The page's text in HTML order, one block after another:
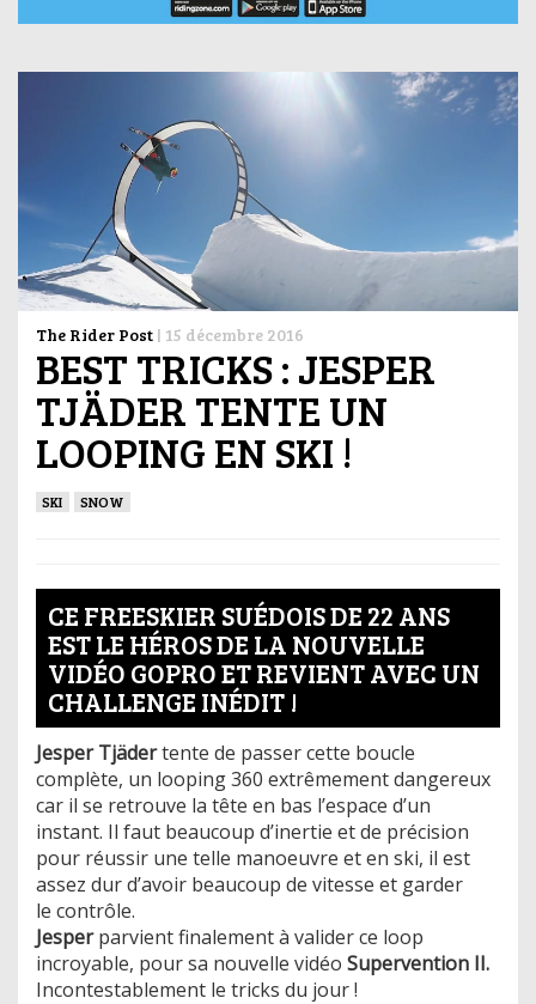
The Rider Post | 15 décembre 2016
BEST TRICKS : JESPER
TJÄDER TENTE UN
LOOPING EN SKI !
SKI SNOW
CE FREESKIER SUÉDOIS DE 22 ANS
EST LE HÉROS DE LA NOUVELLE
VIDÉO GOPRO ET REVIENT AVEC UN
CHALLENGE INÉDIT !
Jesper Tjädertente de passer cette boucle
complète, un looping 360 extrêmement dangereux
car il se retrouve la tête en bas l’espace d’un
instant. Il faut beaucoup d’inertie et de précision
pour réussir une telle manoeuvre et en ski, il est
assez dur d’avoir beaucoup de vitesse et garder
le contrôle.
Jesperparvient finalement à valider ce loop
incroyable, pour sa nouvelle vidéo Supervention II.
Incontestablement le tricks du jour !